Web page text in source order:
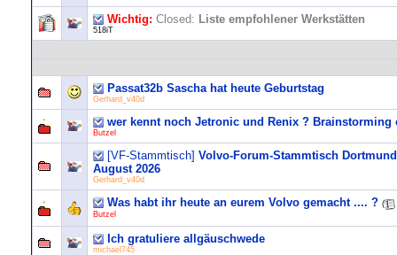
Wichtig: Closed: Liste empfohlener Werkstätten
518iT
Passat32b Sascha hat heute Geburtstag
Gerhard_v40d
wer kennt noch Jetronic und Renix ? Brainstorming
Butzel
[VF-Stammtisch] Volvo-Forum-Stammtisch
August 2026
Gerhard_v40d
Was habt ihr heute an eurem Volvo gemacht .... ? (
Butzel
Ich gratuliere allgäuschwede
michael745